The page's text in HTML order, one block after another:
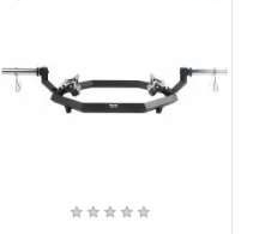
★ ★ ★ ★ ★